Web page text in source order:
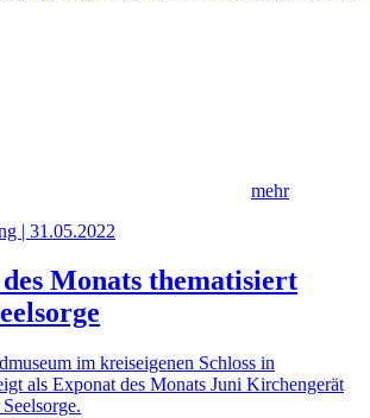
mehr
| 31.05.2022
Monats thematisiert
im kreiseigenen Schloss in
als Exponat des Monats Juni Kirchengerät